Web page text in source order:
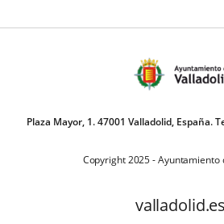
Plaza Mayor, 1. 47001 Valladolid, España.
Copyright 2025 - Ayuntamiento
valladolid.es